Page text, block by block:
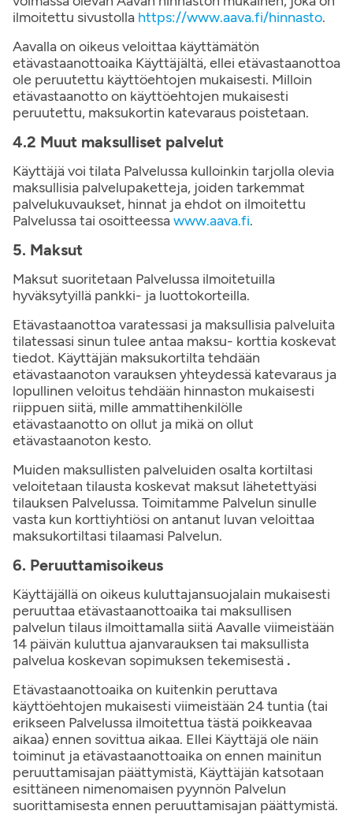
ilmoitettu sivustolla https://www.aava.fi/hinnasto.
Aavalla on oikeus veloittaa käyttämätön
etävastaanottoaika Käyttäjältä, ellei etävastaanottoa
ole peruutettu käyttöehtojen mukaisesti. Milloin
etävastaanotto on käyttöehtojen mukaisesti
peruutettu, maksukortin katevaraus poistetaan.
4.2 Muut maksulliset palvelut
Käyttäjä voi tilata Palvelussa kulloinkin tarjolla olevia
maksullisia palvelupaketteja, joiden tarkemmat
palvelukuvaukset, hinnat ja ehdot on ilmoitettu
Palvelussa tai osoitteessawww.aava.fi.
5. Maksut
Maksut suoritetaan Palvelussa ilmoitetuilla
hyväksytyillä pankki- ja luottokorteilla.
Etävastaanottoa varatessasi ja maksullisia palveluita
tilatessasi sinun tulee antaa maksu- korttia koskevat
tiedot. Käyttäjän maksukortilta tehdään
etävastaanoton varauksen yhteydessä katevaraus ja
lopullinen veloitus tehdään hinnaston mukaisesti
riippuen siitä, mille ammattihenkilölle
etävastaanotto on ollut ja mikä on ollut
etävastaanoton kesto.
Muiden maksullisten palveluiden osalta kortiltasi
veloitetaan tilausta koskevat maksut lähetettyäsi
tilauksen Palvelussa. Toimitamme Palvelun sinulle
vasta kun korttiyhtiösi on antanut luvan veloittaa
maksukortiltasi tilaamasi Palvelun.
6. Peruuttamisoikeus
Käyttäjällä on oikeus kuluttajansuojalain mukaisesti
peruuttaa etävastaanottoaika tai maksullisen
palvelun tilaus ilmoittamalla siitä Aavalle viimeistään
14 päivän kuluttua ajanvarauksen tai maksullista
palvelua koskevan sopimuksen tekemisestä .
Etävastaanottoaika on kuitenkin peruttava
käyttöehtojen mukaisesti viimeistään 24 tuntia (tai
erikseen Palvelussa ilmoitettua tästä poikkeavaa
aikaa) ennen sovittua aikaa. Ellei Käyttäjä ole näin
toiminut ja etävastaanottoaika on ennen mainitun
peruuttamisajan päättymistä, Käyttäjän katsotaan
esittäneen nimenomaisen pyynnön Palvelun
suorittamisesta ennen peruuttamisajan päättymistä.